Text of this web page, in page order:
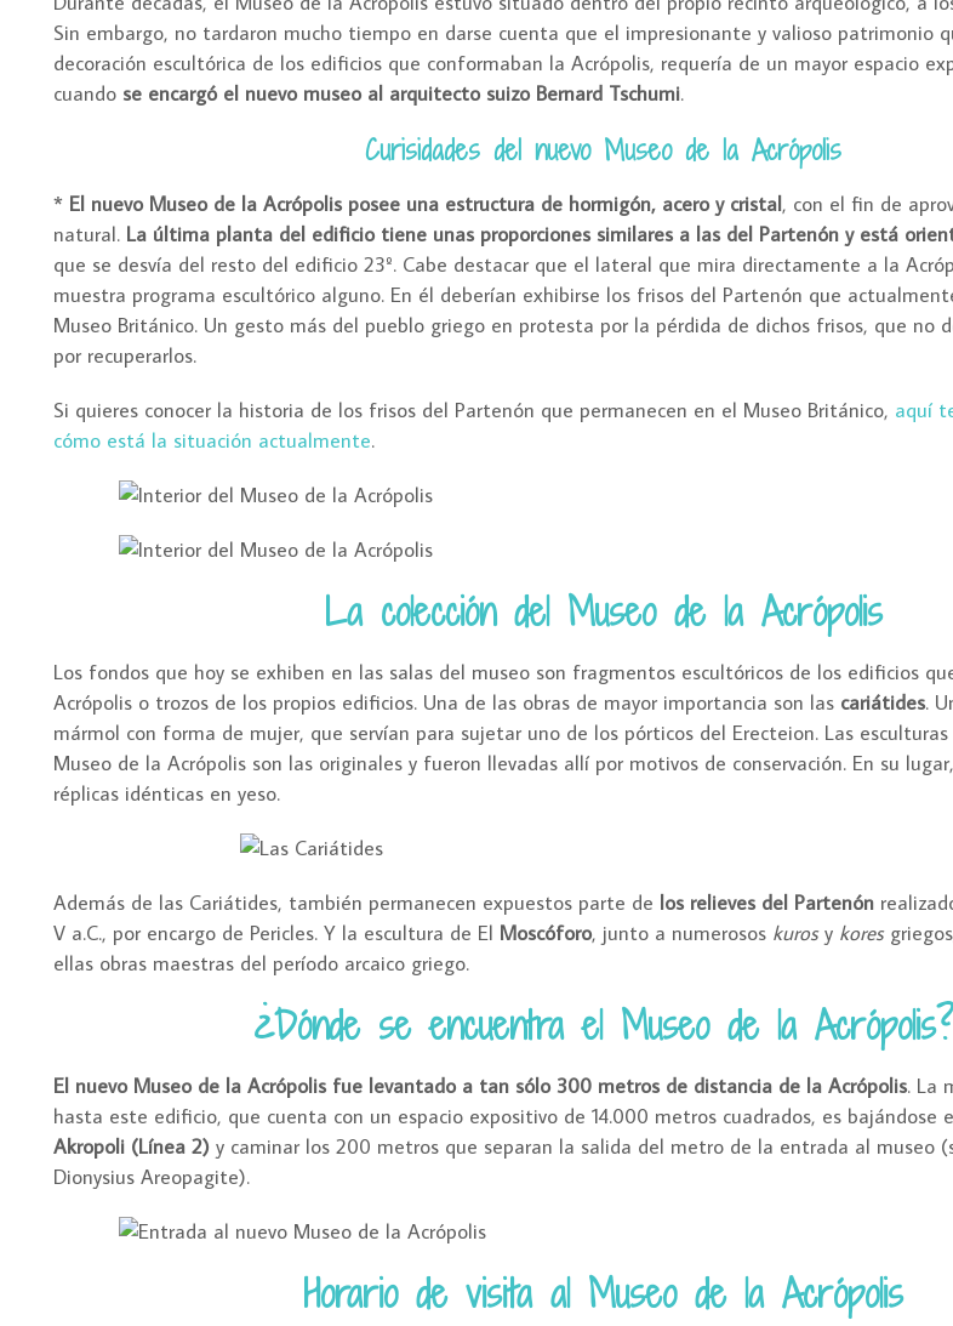
Sin embargo, no tardaron mucho tiempo en darse cuenta que el impresionante y valioso patrimonio
decoración escultórica de los edificios que conformaban la Acrópolis, requería de un mayor espacio
cuando se encargó el nuevo museo al arquitecto suizo Bernard Tschumi.
Curisidades del nuevo Museo de la Acrópolis
* El nuevo Museo de la Acrópolis posee una estructura de hormigón, acero y cristal, con el fin de
natural. La última planta del edificio tiene unas proporciones similares a las del Partenón y está
que se desvía del resto del edificio 23º. Cabe destacar que el lateral que mira directamente a la
muestra programa escultórico alguno. En él deberían exhibirse los frisos del Partenón que
Museo Británico. Un gesto más del pueblo griego en protesta por la pérdida de dichos frisos, que no
por recuperarlos.
Si quieres conocer la historia de los frisos del Partenón que permanecen en el Museo Británico, aquí
cómo está la situación actualmente.
La colección del Museo de la Acrópolis
Los fondos que hoy se exhiben en las salas del museo son fragmentos escultóricos de los edificios
Acrópolis o trozos de los propios edificios. Una de las obras de mayor importancia son las cariátides.
mármol con forma de mujer, que servían para sujetar uno de los pórticos del Erecteion. Las
Museo de la Acrópolis son las originales y fueron llevadas allí por motivos de conservación. En su
réplicas idénticas en yeso.
Además de las Cariátides, también permanecen expuestos parte de los relieves del Partenón
V a.C., por encargo de Pericles. Y la escultura de El Moscóforo, junto a numerosos kurosy kores
ellas obras maestras del período arcaico griego.
¿Dónde se encuentra el Museo de la Acrópolis?
El nuevo Museo de la Acrópolis fue levantado a tan sólo 300 metros de distancia de la Acrópolis. La
hasta este edificio, que cuenta con un espacio expositivo de 14.000 metros cuadrados, es bajándose
Akropoli (Línea 2) y caminar los 200 metros que separan la salida del metro de la entrada al museo
Dionysius Areopagite).
Horario de visita al Museo de la Acrópolis